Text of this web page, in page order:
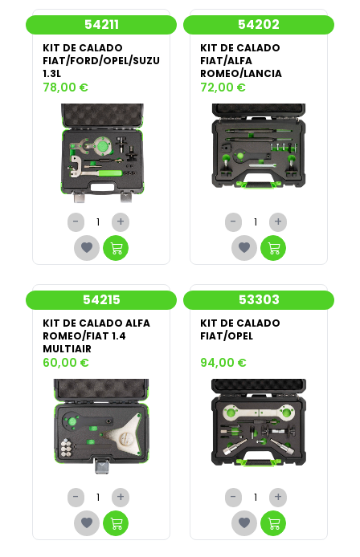
54211
KIT DE CALADO
FIAT/FORD/OPEL/SUZUKI
1.3L
78,00 €
- +
54202
KIT DE CALADO
FIAT/ALFA
ROMEO/LANCIA
72,00 €
- +
54215
KIT DE CALADO ALFA
ROMEO/FIAT 1.4
MULTIAIR
60,00 €
- +
53303
KIT DE CALADO
FIAT/OPEL
94,00 €
- +